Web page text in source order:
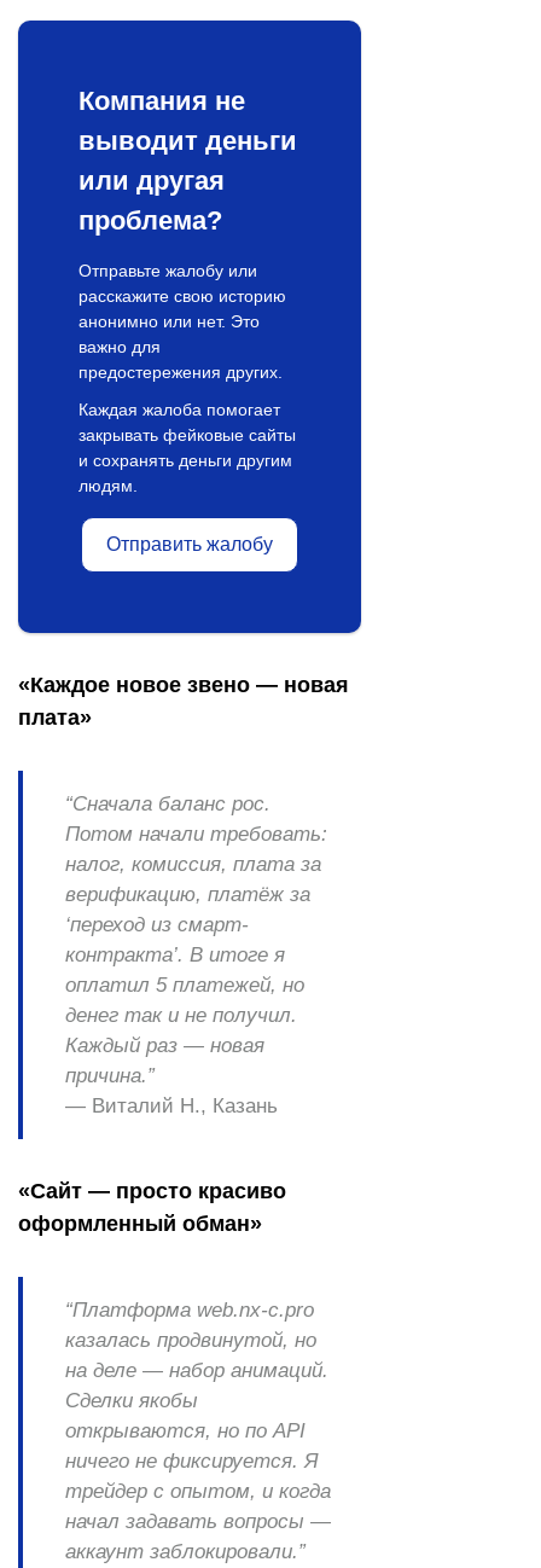
Компания не
выводит деньги
или другая
проблема?
Отправьте жалобу или
расскажите свою историю
анонимно или нет. Это
важно для
предостережения других.
Каждая жалоба помогает
закрывать фейковые сайты
и сохранять деньги другим
людям.
Отправить жалобу
«Каждое новое звено — новая
плата»
“Сначала баланс рос.
Потом начали требовать:
налог, комиссия, плата за
верификацию, платёж за
‘переход из смарт-
контракта’. В итоге я
оплатил 5 платежей, но
денег так и не получил.
Каждый раз — новая
причина.”
— Виталий Н., Казань
«Сайт — просто красиво
оформленный обман»
“Платформа web.nx-c.pro
казалась продвинутой, но
на деле — набор анимаций.
Сделки якобы
открываются, но по API
ничего не фиксируется. Я
трейдер с опытом, и когда
начал задавать вопросы —
аккаунт заблокировали.”